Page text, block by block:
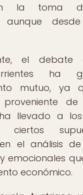
la toma de
aunque
el debate
ha
mutuo, ya
proveniente
llevado a
ciertos
el análisis
emocionales
económico.